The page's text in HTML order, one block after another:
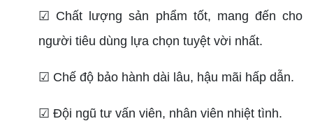
☑ Chất lượng sản phẩm tốt, mang đến cho
người tiêu dùng lựa chọn tuyệt vời nhất.
☑ Chế độ bảo hành dài lâu, hậu mãi hấp dẫn.
☑ Đội ngũ tư vấn viên, nhân viên nhiệt tình.